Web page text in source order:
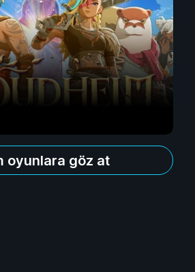
oyunlara göz at